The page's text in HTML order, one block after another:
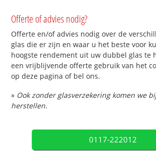
Offerte of advies nodig?
Offerte en/of advies nodig over de
glas die er zijn en waar u het beste voor
hoogste rendement uit uw dubbel glas te
een vrijblijvende offerte gebruik van het
op deze pagina of bel ons.
» Ook zonder glasverzekering komen we
herstellen.
0117-222012